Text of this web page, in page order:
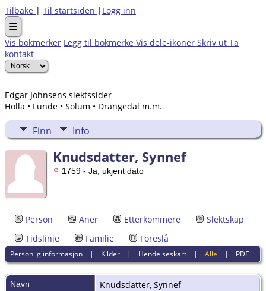
Tilbake | Til startsiden | Logg inn
☰
Vis bokmerker Legg til bokmerke Vis dele-ikoner Skriv ut Ta
kontakt
Edgar Johnsens slektssider
Holla • Lunde • Solum • Drangedal m.m.
Finn Info
Knudsdatter, Synnef
1759 - Ja, ukjent dato
Person Aner Etterkommere
Slektskap
Tidslinje
Familie Foreslå
Personlig informasjon | Kilder | Hendelseskart |Alle | PDF
Navn Knudsdatter, Synnef